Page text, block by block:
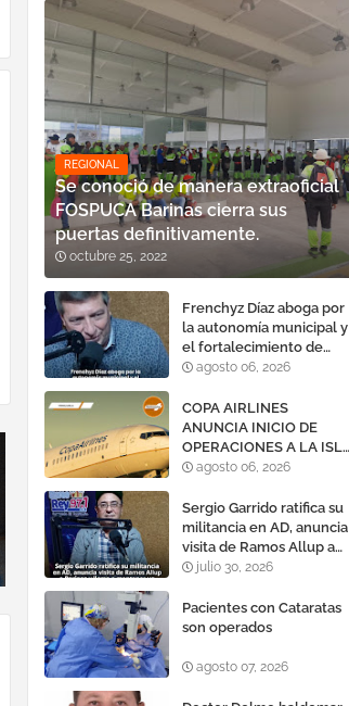
REGIONAL
Se conoció de manera extraoficial
FOSPUCA Barinas cierra sus
puertas definitivamente.
octubre 25, 2022
Frenchyz Díaz aboga por
la autonomía municipal y
el fortalecimiento de
servicios públicos
agosto 06, 2026
COPA AIRLINES
ANUNCIA INICIO DE
OPERACIONES A LA ISLA
DE MARGARITA,
agosto 06, 2026
Sergio Garrido ratifica su
militancia en AD, anuncia
visita de Ramos Allup a
Barinas y llama a
cauteloso»
julio 30, 2026
Pacientes con Cataratas
son operados
agosto 07, 2026